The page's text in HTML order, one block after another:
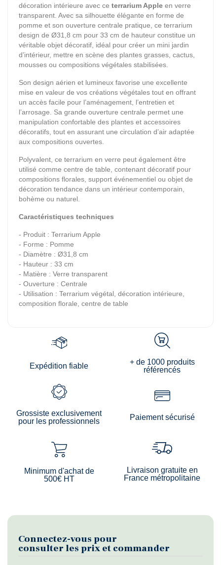
décoration intérieure avec ce terrarium Apple en verre
transparent. Avec sa silhouette élégante en forme de
pomme et son ouverture centrale pratique, ce terrarium
design de Ø31,8 cm pour 33 cm de hauteur constitue un
véritable objet décoratif, idéal pour créer un mini jardin
d’intérieur, mettre en scène des plantes grasses, cactus,
mousses ou compositions végétales stabilisées.
Son design aérien et lumineux favorise une excellente
mise en valeur de vos créations végétales tout en offrant
un accès facile pour l’aménagement, l’entretien et
l’arrosage. Sa grande ouverture centrale permet une
manipulation confortable des plantes et accessoires
décoratifs, tout en assurant une circulation d’air adaptée
aux compositions ouvertes.
Polyvalent, ce terrarium en verre peut également être
utilisé comme centre de table, contenant décoratif pour
compositions florales, support événementiel ou objet de
décoration tendance dans un intérieur contemporain,
bohème ou naturel.
Caractéristiques techniques
- Produit : Terrarium Apple
- Forme : Pomme
- Diamètre : Ø31,8 cm
- Hauteur : 33 cm
- Matière : Verre transparent
- Ouverture : Centrale
- Utilisation : Terrarium végétal, décoration intérieure,
composition florale, centre de table
Expédition fiable
+ de 1000 produits
référencés
Grossiste exclusivement
pour les professionnels
Paiement sécurisé
Minimum d'achat de
500€ HT
Livraison gratuite en
France métropolitaine
Connectez-vous pour
consulter les prix et commander